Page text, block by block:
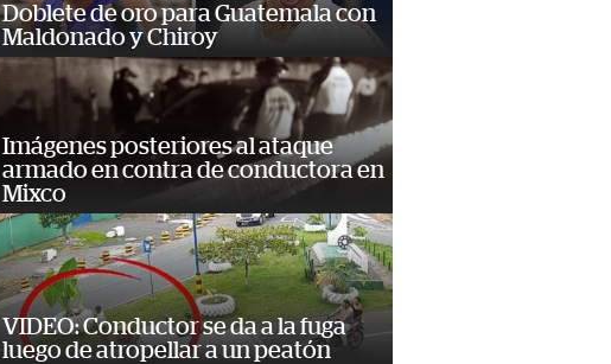
Doblete de oro para Guatemala con
Maldonado y Chiroy
Imágenes posteriores al ataque
armado en contra de conductora en
Mixco
VIDEO: Conductor se da a la fuga
luego de atropellar a un peatón